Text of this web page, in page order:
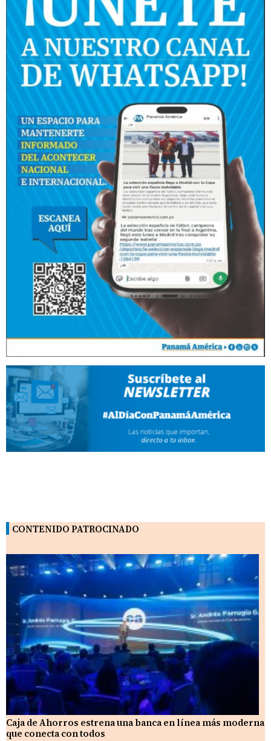
CONTENIDO PATROCINADO
Caja de Ahorros estrena una banca en línea más moderna
que conecta con todos